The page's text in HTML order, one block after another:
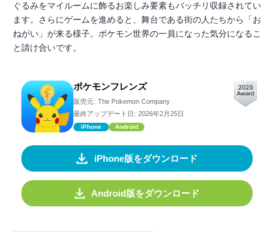
ぐるみをマイルームに飾るお楽しみ要素もバッチリ収録されてい
ます。さらにゲームを進めると、舞台である街の人たちから「お
ねがい」が来る様子。ポケモン世界の一員になった気分になるこ
と請け合いです。
ポケモンフレンズ
販売元: The Pokemon Company
最終アップデート日: 2026年2月25日
iPhone Android
iPhone版をダウンロード
Android版をダウンロード